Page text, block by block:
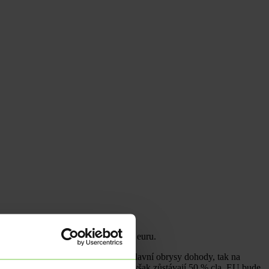
oslabila vůči dolaru a mírně vůči euru.
a EU.Pokud se podíváme na hlavní obrysy dohody, tak na